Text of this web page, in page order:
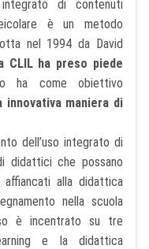
integrato di contenuti
è un metodo
nel 1994 da David
CLIL ha preso piede
ha come obiettivo
maniera di
dell’uso integrato di
didattici che possano
alla didattica
nella scuola
è incentrato su tre
e la didattica